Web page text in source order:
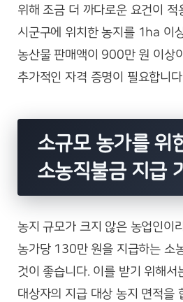
위해 조금 더 까다로운 요건이 적
시군구에 위치한 농지를 1ha 이
농산물 판매액이 900만 원 이상
추가적인 자격 증명이 필요합니
소규모 농가를 위
소농직불금 지급
농지 규모가 크지 않은 농업인이
농가당 130만 원을 지급하는 소
것이 좋습니다. 이를 받기 위해서
대상자의 지급 대상 농지 면적을